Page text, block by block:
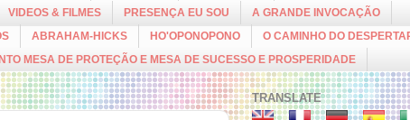
VIDEOS & FILMES PRESENÇA EU SOU
A GRANDE INVOCAÇÃO
ABRAHAM-HICKS HO'OPONOPONO O CAMINHO DO
MESA DE PROTEÇÃO E MESA DE SUCESSO E PROSPERIDADE
TRANSLATE